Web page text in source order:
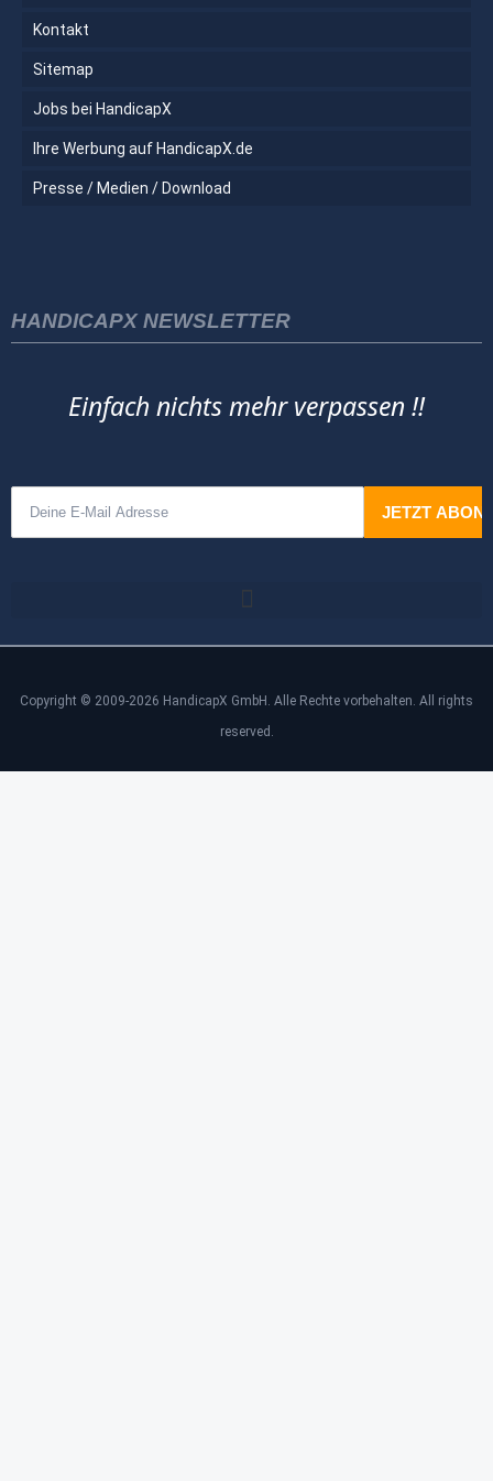
Kontakt
Sitemap
Jobs bei HandicapX
Ihre Werbung auf HandicapX.de
Presse / Medien / Download
HANDICAPX NEWSLETTER
Einfach nichts mehr verpassen !!
Copyright © 2009-2026 HandicapX GmbH. Alle Rechte vorbehalten. All rights
reserved.